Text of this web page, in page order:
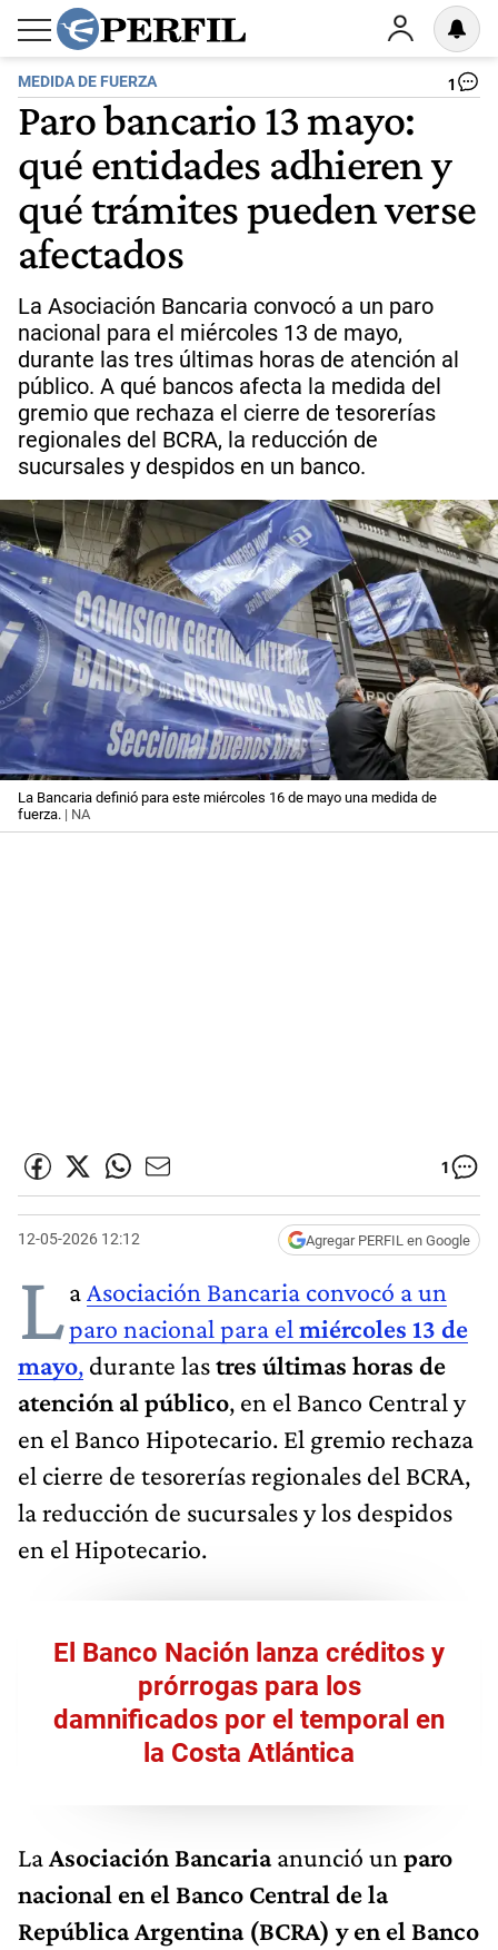
MEDIDA DE FUERZA 1
Paro bancario 13 mayo:
qué entidades adhieren y
qué trámites pueden verse
afectados
La Asociación Bancaria convocó a un paro
nacional para el miércoles 13 de mayo,
durante las tres últimas horas de atención al
público. A qué bancos afecta la medida del
gremio que rechaza el cierre de tesorerías
regionales del BCRA, la reducción de
sucursales y despidos en un banco.
La Bancaria definió para este miércoles 16 de mayo una medida de
fuerza. | NA
1
12-05-2026 12:12 Agregar PERFIL en Google
La Asociación Bancaria convocó a un
paro nacional para el miércoles 13 de
mayo, durante lastres últimas horas de
atención al público, en el Banco Central y
en el Banco Hipotecario. El gremio rechaza
el cierre de tesorerías regionales del BCRA,
la reducción de sucursales y los despidos
en el Hipotecario.
El Banco Nación lanza créditos y
prórrogas para los
damnificados por el temporal en
la Costa Atlántica
LaAsociación Bancariaanunció un paro
nacional en el Banco Central de la
República Argentina (BCRA) y en el Banco